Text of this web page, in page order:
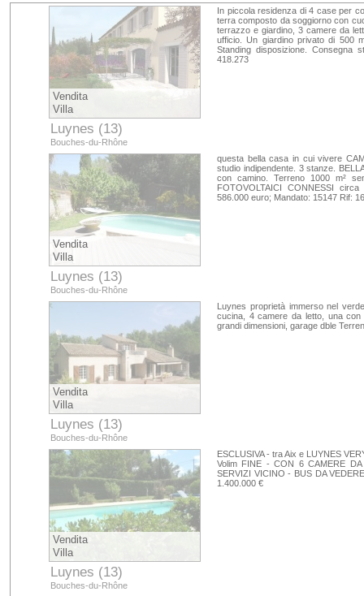
Vendita
Villa
Luynes (13)
Bouches-du-Rhône
In piccola residenza di 4 case per
terra composto da soggiorno con
terrazzo e giardino, 3 camere da
ufficio. Un giardino privato di 500
Standing disposizione. Consegna
418.273
Vendita
Villa
Luynes (13)
Bouches-du-Rhône
questa bella casa in cui vivere
studio indipendente. 3 stanze.
con camino. Terreno 1000 m²
FOTOVOLTAICI CONNESSI
586.000 euro; Mandato: 15147 Rif:
Vendita
Villa
Luynes (13)
Bouches-du-Rhône
Luynes proprietà immerso nel
cucina, 4 camere da letto, una
grandi dimensioni, garage dble
Vendita
Villa
Luynes (13)
Bouches-du-Rhône
ESCLUSIVA - tra Aix e LUYNES
Volim FINE - CON 6 CAMERE
SERVIZI VICINO - BUS DA
1.400.000 €